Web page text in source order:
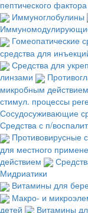
пептического фактора
Иммуноглобулины
Гомеопатические
средства для
Средства для
линзами
микробным
стимул. процессы
Сосудосуживающие
Средства с п/
Противовирусные
для местного
действием
Мидриатики
Витамины для
Макро- и
детей
Витамины